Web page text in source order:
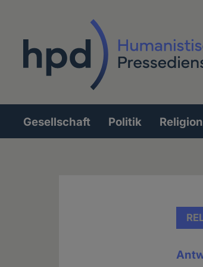
Hauptnavigation
Gesellschaft Politik